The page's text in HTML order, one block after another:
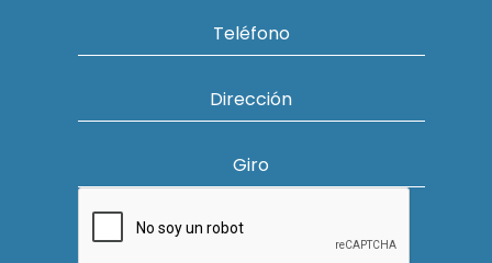
Teléfono
Dirección
Giro